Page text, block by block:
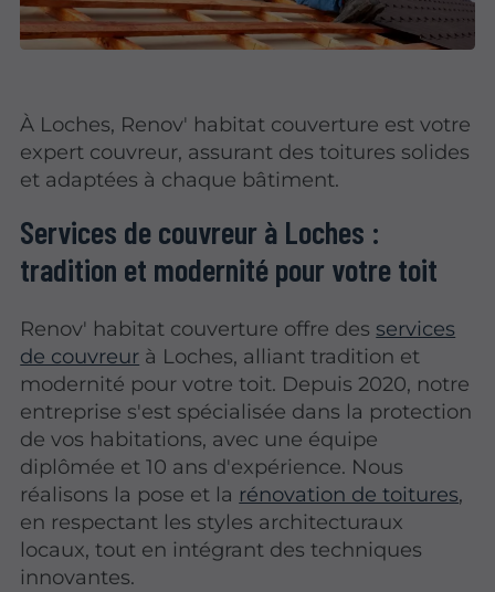
À Loches, Renov' habitat couverture est votre
expert couvreur, assurant des toitures solides
et adaptées à chaque bâtiment.
Services de couvreur à Loches :
tradition et modernité pour votre toit
Renov' habitat couverture offre des services
de couvreur à Loches, alliant tradition et
modernité pour votre toit. Depuis 2020, notre
entreprise s'est spécialisée dans la protection
de vos habitations, avec une équipe
diplômée et 10 ans d'expérience. Nous
réalisons la pose et la rénovation de toitures,
en respectant les styles architecturaux
locaux, tout en intégrant des techniques
innovantes.